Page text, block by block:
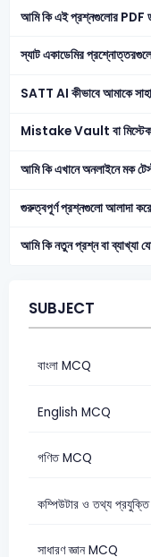
আমি কি এই প্রশ্নগুলোর PDF
স্যাট একাডেমির
SATT AI কীভাবে আমাকে
Mistake Vault বা মিস্টেক
আমি কি এখানে অনলাইনে মক
গুরুত্বপূর্ণ প্রশ্নগুলো আলাদা
আমি কি নতুন প্রশ্ন বা ব্যাখ্যা
SUBJECT
বাংলা MCQ
English MCQ
গণিত MCQ
কম্পিউটার ও তথ্য
সাধারণ জ্ঞান MCQ